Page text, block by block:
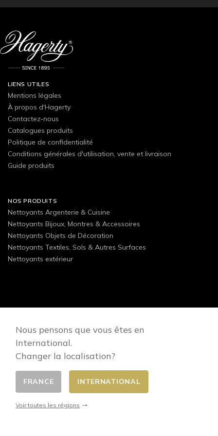
LIENS UTILES
Mentions légales
À propos d'Hagerty
Contactez-nous
Catalogues produits
Politique de confidentialité
Conditions générales d'utilisation, vente et livraison
Guide produits
NOS PRODUITS
Nettoyants Argenterie & Cuisine
Nettoyants Bijoux, Montres & Accessoires
Nettoyants Objets de Décoration
Nettoyants Textiles, Sols & Autres Surfaces
Nettoyants extérieur
FOLLOW US
Changer de pays
Nous pensons que vous êtes en
International.
Changer la localisation?
FRANCE INTERNATIONAL
Voir toutes les régions